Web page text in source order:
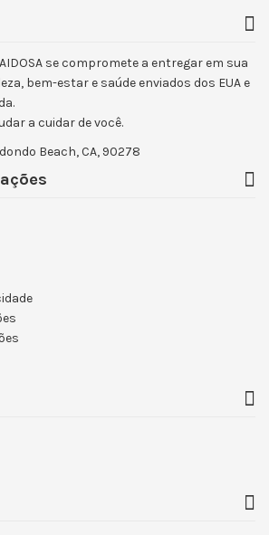
se compromete a entregar em sua
bem-estar e saúde enviados dos EUA e
a cuidar de você.
Beach, CA, 90278